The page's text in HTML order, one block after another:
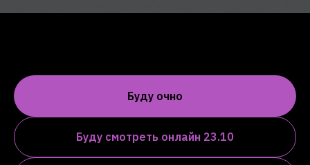
Буду очно
Буду смотреть онлайн 23.10